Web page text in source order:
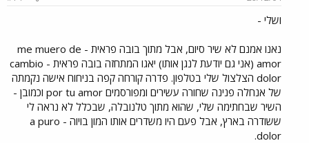
ושלי -
נאנו אמנם לא שיר סיום, אבל מתוך בובה פראית - me muero de
amor (אני גם יודעת לנגן אותו) יאגו המתחזה בובה פראית - cambio
dolor הצלצול שלי בטלפון. פדרה קורחה קפה בניחוח אישה נקמתה
של אנחלה פנינה שחורה עשירים ומפורסמים por tu amor וכמובן -
השיר שבחתימה שלי, שהוא מתוך טלנובלה, שבכלל לא נראה לי
ששודרה בארץ, אבל פעם היו משדרים אותו המון בויוה - a puro
dolor.